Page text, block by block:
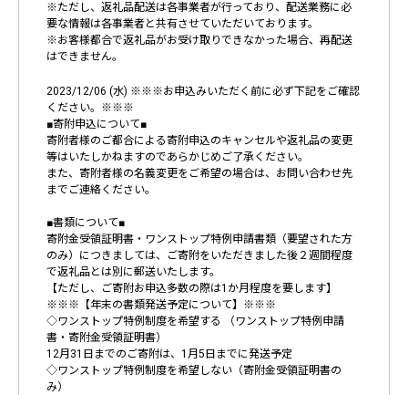
※ただし、返礼品配送は各事業者が行っており、配送業務に必
要な情報は各事業者と共有させていただいております。
※お客様都合で返礼品がお受け取りできなかった場合、再配送
はできません。
2023/12/06 (水) ※※※お申込みいただく前に必ず下記をご確認
ください。※※※
■寄附申込について■
寄附者様のご都合による寄附申込のキャンセルや返礼品の変更
等はいたしかねますのであらかじめご了承ください。
また、寄附者様の名義変更をご希望の場合は、お問い合わせ先
までご連絡ください。
■書類について■
寄附金受領証明書・ワンストップ特例申請書類（要望された方
のみ）につきましては、ご寄附をいただきました後２週間程度
で返礼品とは別に郵送いたします。
【ただし、ご寄附お申込多数の際は1か月程度を要します】
※※※【年末の書類発送予定について】※※※
◇ワンストップ特例制度を希望する （ワンストップ特例申請
書・寄附金受領証明書）
12月31日までのご寄附は、1月5日までに発送予定
◇ワンストップ特例制度を希望しない（寄附金受領証明書の
み）